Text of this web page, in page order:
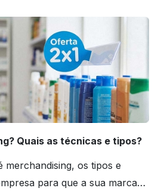
Quais as técnicas e tipos?
merchandising, os tipos e
para que a sua marca